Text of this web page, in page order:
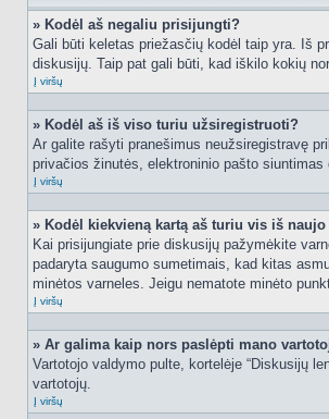
» Kodėl aš negaliu prisijungti?
Gali būti keletas priežasčių kodėl taip yra. Iš
diskusijų. Taip pat gali būti, kad iškilo kokių
Į viršų
» Kodėl aš iš viso turiu užsiregistruoti?
Ar galite rašyti pranešimus neužsiregistravę
privačios žinutės, elektroninio pašto
Į viršų
» Kodėl kiekvieną kartą aš turiu vis iš
Kai prisijungiate prie diskusijų pažymėkite
padaryta saugumo sumetimais, kad kitas
minėtos varneles. Jeigu nematote minėto
Į viršų
» Ar galima kaip nors paslėpti mano
Vartotojo valdymo pulte, kortelėje “Diskusijų
vartotojų.
Į viršų